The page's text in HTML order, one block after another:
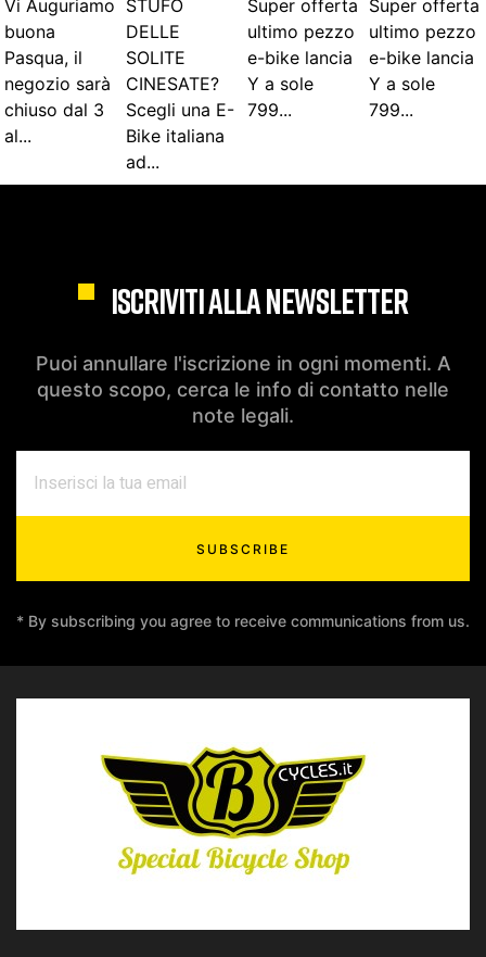
ISCRIVITI ALLA NEWSLETTER
Puoi annullare l'iscrizione in ogni momenti. A
questo scopo, cerca le info di contatto nelle
note legali.
SUBSCRIBE
* By subscribing you agree to receive communications from us.